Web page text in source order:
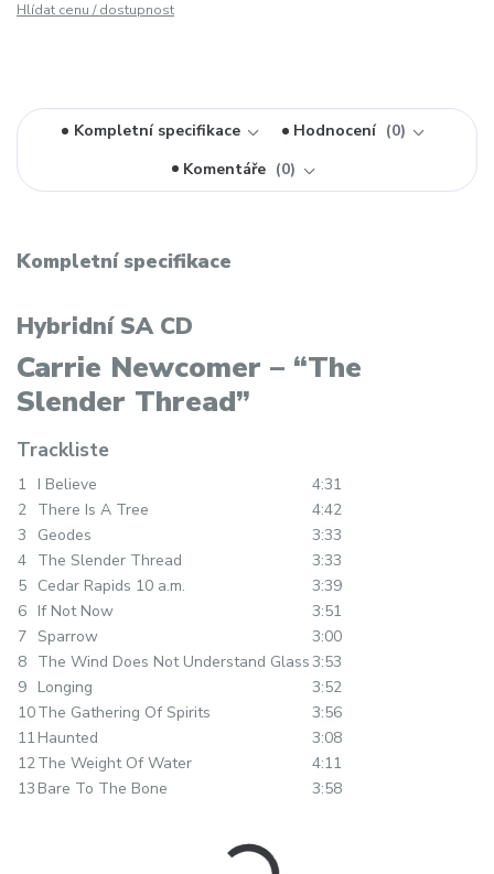
Hlídat cenu / dostupnost
Kompletní specifikace Hodnocení
0
Komentáře
0
Kompletní specifikace
Hybridní SA CD
Carrie Newcomer – “The
Slender Thread”
Trackliste
1 I Believe
4:31
2 There Is A Tree
4:42
3
Geodes
3:33
4 The Slender Thread
3:33
5 Cedar Rapids 10 a.m.
3:39
6 If Not Now
3:51
7 Sparrow
3:00
8 The Wind Does Not Understand Glass3:53
9 Longing
3:52
10The Gathering Of Spirits
3:56
11 Haunted
3:08
12The Weight Of Water
4:11
13 Bare To The Bone 3:58